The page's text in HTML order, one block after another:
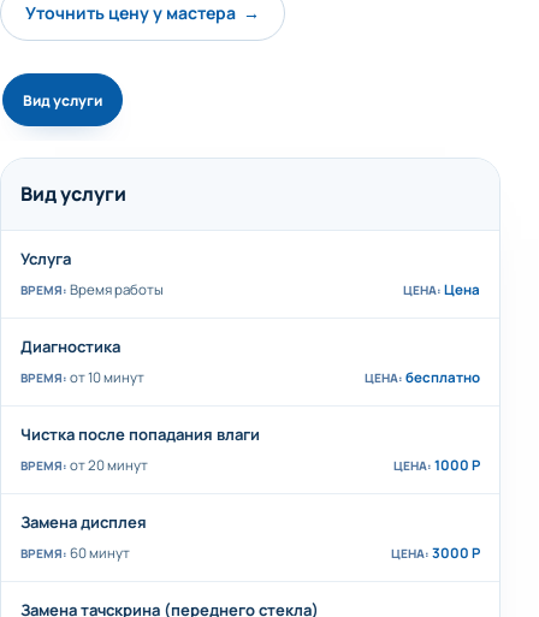
Уточнить цену у мастера →
Вид услуги
Вид услуги
Услуга
Время работы Цена
Диагностика
от 10 минут бесплатно
Чистка после попадания влаги
от 20 минут 1000 Р
Замена дисплея
60 минут 3000 Р
Замена тачскрина (переднего стекла)